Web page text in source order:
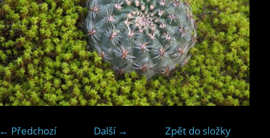
← Předchozí Další → Zpět do složky